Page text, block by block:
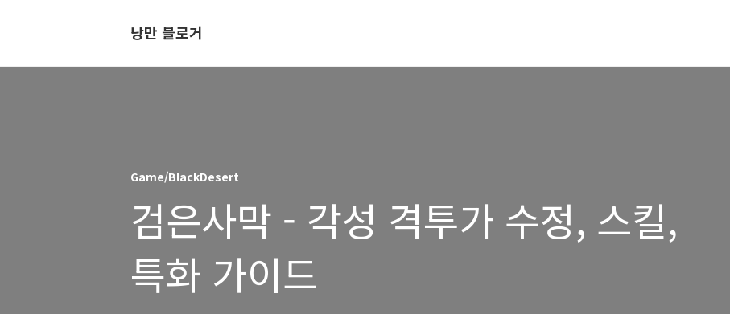
낭만 블로거
Game/BlackDesert
검은사막 - 각성 격투가 수정, 스킬,
특화 가이드